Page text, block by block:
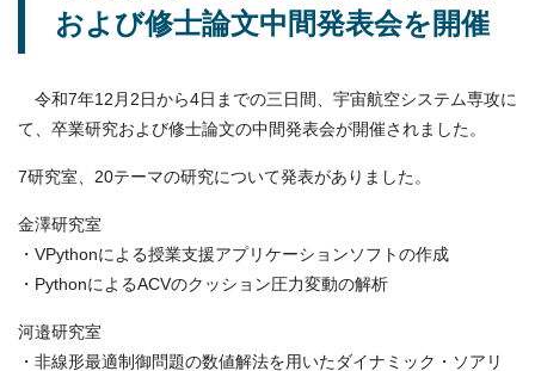
および修士論文中間発表会を開催
令和7年12月2日から4日までの三日間、宇宙航空システム専攻に
て、卒業研究および修士論文の中間発表会が開催されました。
7研究室、20テーマの研究について発表がありました。
金澤研究室
・VPythonによる授業支援アプリケーションソフトの作成
・PythonによるACVのクッション圧力変動の解析
河邉研究室
・非線形最適制御問題の数値解法を用いたダイナミック・ソアリ